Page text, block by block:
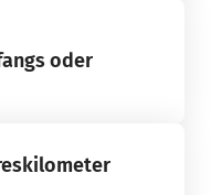
oder